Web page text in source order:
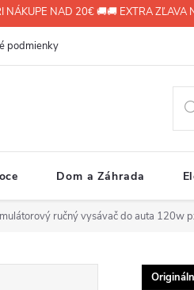
NÁKUPE NAD 20€ 🚚🚚 EXTRA ZĽAVA
podmienky
Dom a Záhrada
ručný vysávač do auta 120w